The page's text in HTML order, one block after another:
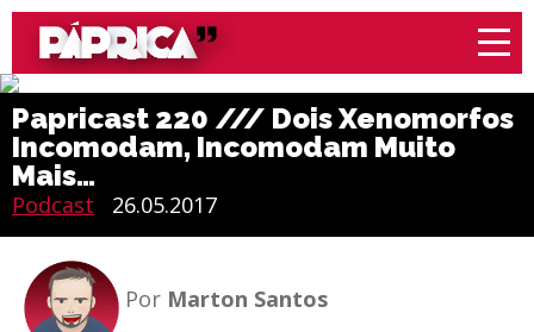
Papricast 220 /// Dois Xenomorfos
Incomodam, Incomodam Muito
Mais…
Podcast 26.05.2017
Por Marton Santos